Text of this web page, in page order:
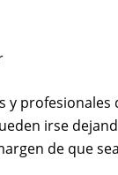
y
irse
de que